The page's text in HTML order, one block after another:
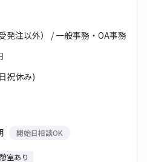
発注以外） / 一般事務・OA事務
祝休み)
開始日相談OK
室あり